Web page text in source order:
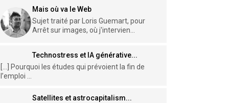
Mais où va le Web
Sujet traité par Loris Guemart, pour
Arrêt sur images, où j'intervien...
Technostress et IA générative...
[…] Pourquoi les études qui prévoient la fin de
l’emploi ...
Satellites et astrocapitalism...